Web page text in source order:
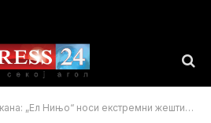
Нињо“ носи екстремни жештини ширум планетата